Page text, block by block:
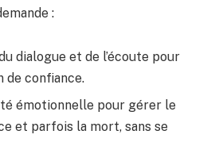
:
dialogue et de l’écoute pour
de confiance.
émotionnelle pour gérer le
et parfois la mort, sans se